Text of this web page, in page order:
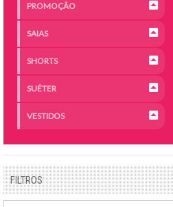
PROMOÇÃO
SAIAS
SHORTS
SUÉTER
VESTIDOS
FILTROS